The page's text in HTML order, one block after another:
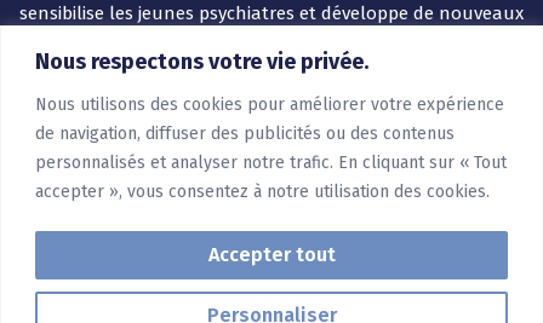
Nous respectons votre vie privée.
Nous utilisons des cookies pour améliorer votre expérience
de navigation, diffuser des publicités ou des contenus
personnalisés et analyser notre trafic. En cliquant sur « Tout
accepter », vous consentez à notre utilisation des cookies.
Personnaliser
Accepter tout
sensibilise les jeunes psychiatres et développe de nouveaux
outils pour l’enseignement.